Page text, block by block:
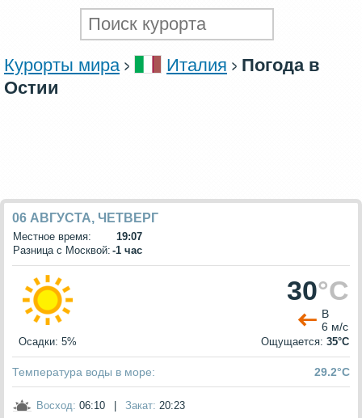
Курорты мира Италия
Погода в
Остии
06 АВГУСТА, ЧЕТВЕРГ
Местное время:
19:07
Разница с Москвой: -1 час
30°C
В
6 м/с
Осадки: 5% Ощущается: 35°C
Температура воды в море: 29.2°C
Восход: 06:10 Закат: 20:23